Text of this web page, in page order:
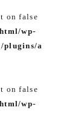
on false
wp-
plugins/a
on false
wp-